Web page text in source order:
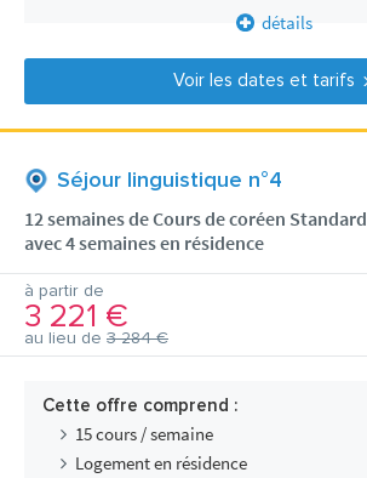
détails
Voir les dates et tarifs
Séjour linguistique n°4
12 semaines de Cours de coréen Standard
avec 4 semaines en résidence
à partir de
3 221 €
au lieu de 3 284 €
Cette offre comprend :
15 cours / semaine
Logement en résidence